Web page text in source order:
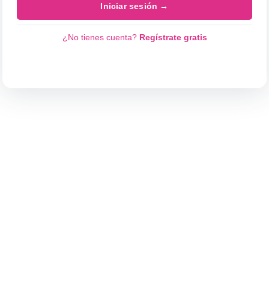
Iniciar sesión →
¿No tienes cuenta? Regístrate gratis